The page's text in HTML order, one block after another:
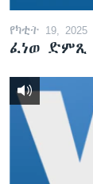
የካቲት 19, 2025
ፈነወ ድምጺ